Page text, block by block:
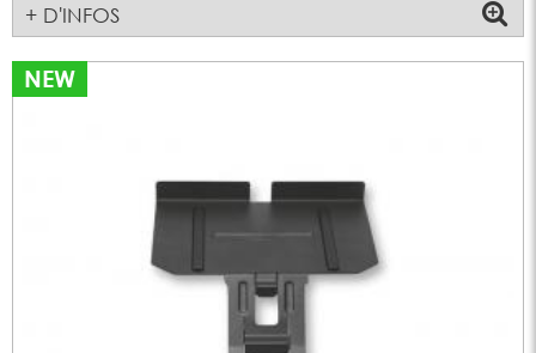
+ D'INFOS
NEW